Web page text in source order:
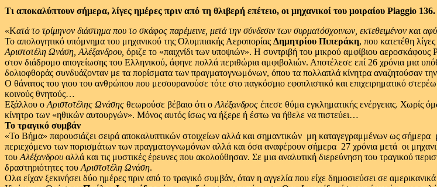
Τι αποκαλύπτουν σήμερα, λίγες ημέρες πριν από τη θλιβερή επέτειο, οι μηχανικοί του μοιραίου Piaggio
«Κατά το τρίμηνον διάστημα που το σκάφος παρέμεινε, μετά την σύνδεσιν των συρματόσχοινων, εκτεθειμένον και
Το απολογητικό υπόμνημα του μηχανικού της Ολυμπιακής Αεροπορίας Δημητρίου Πιπεράκη, που κατετέθη
Αριστοτέλη Ωνάση, Αλέξανδρου, όριζε το «παιχνίδι των υποψιών». Η συντριβή του μικρού αμφίβιου
στον διάδρομο απογείωσης του Ελληνικού, άφηνε πολλά περιθώρια αμφιβολιών. Αποτέλεσε επί 26 χρόνια μια
δολιοφθοράς συνδυάζονταν με τα πορίσματα των πραγματογνωμόνων, όπου τα πολλαπλά κίνητρα αναζητούσαν
Ο θάνατος του γιου του ανθρώπου που μεσουρανούσε τότε στο παγκόσμιο εφοπλιστικό και επιχειρηματικό
κοινούς θνητούς…
Εξάλλου ο Αριστοτέλης Ωνάσης θεωρούσε βέβαιο ότι ο Αλέξανδρος έπεσε θύμα εγκληματικής ενέργειας. Χωρίς
κίνητρο των «ηθικών αυτουργών». Μόνος αυτός ίσως να ήξερε ή έστω να ήθελε να πιστεύει…
Το τραγικό συμβάν
«Το Βήμα» παρουσιάζει σειρά αποκαλυπτικών στοιχείων αλλά και σημαντικών ­ μη καταγεγραμμένων ως σήμερα
περιεχόμενο των πορισμάτων των πραγματογνωμόνων αλλά και όσα αναφέρουν σήμερα ­ 27 χρόνια μετά ­ οι
του Αλέξανδρου αλλά και τις μυστικές έρευνες που ακολούθησαν. Σε μια αναλυτική διερεύνηση του τραγικού
δραστηριότητες του Αριστοτέλη Ωνάση.
Ολα είχαν ξεκινήσει δύο ημέρες πριν από το τραγικό συμβάν, όταν η αγγελία που είχε δημοσιεύσει σε